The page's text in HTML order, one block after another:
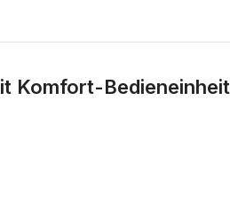
Komfort-Bedieneinheit